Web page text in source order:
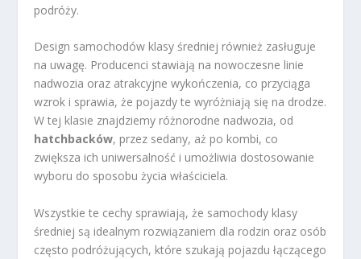
podróży.
Design samochodów klasy średniej również zasługuje
na uwagę. Producenci stawiają na nowoczesne linie
nadwozia oraz atrakcyjne wykończenia, co przyciąga
wzrok i sprawia, że pojazdy te wyróżniają się na drodze.
W tej klasie znajdziemy różnorodne nadwozia, od
hatchbacków, przez sedany, aż po kombi, co
zwiększa ich uniwersalność i umożliwia dostosowanie
wyboru do sposobu życia właściciela.
Wszystkie te cechy sprawiają, że samochody klasy
średniej są idealnym rozwiązaniem dla rodzin oraz osób
często podróżujących, które szukają pojazdu łączącego